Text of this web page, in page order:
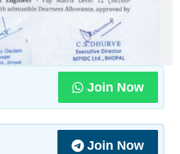
Join Now
Join Now